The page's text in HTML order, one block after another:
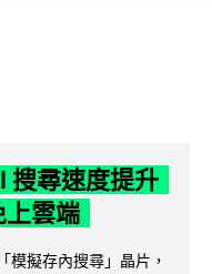
搜尋速度提升
上雲端
模擬存內搜尋」晶片，